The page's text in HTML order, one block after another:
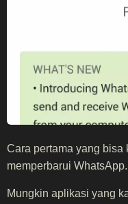
Cara pertama yang bisa
memperbarui WhatsApp.
Mungkin aplikasi yang